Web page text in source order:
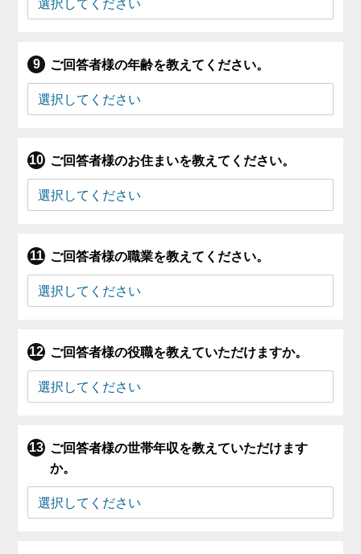
ご回答者様の年齢を教えてください。
ご回答者様のお住まいを教えてください。
ご回答者様の職業を教えてください。
ご回答者様の役職を教えていただけますか。
ご回答者様の世帯年収を教えていただけます
か。